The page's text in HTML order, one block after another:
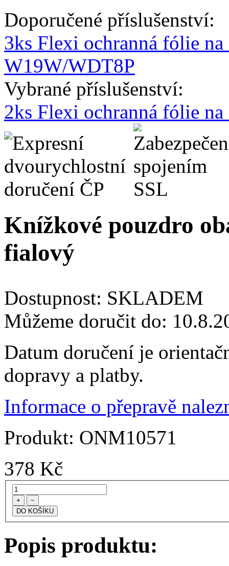
Doporučené příslušenství:
3ks Flexi ochranná fólie
W19W/WDT8P
Vybrané příslušenství:
2ks Flexi ochranná fólie
Knížkové pouzdro
fialový
Dostupnost: SKLADEM
Můžeme doručit do:
Datum doručení je
dopravy a platby.
Informace o přepravě
Produkt: ONM10571
378 Kč
+ −
Popis produktu: